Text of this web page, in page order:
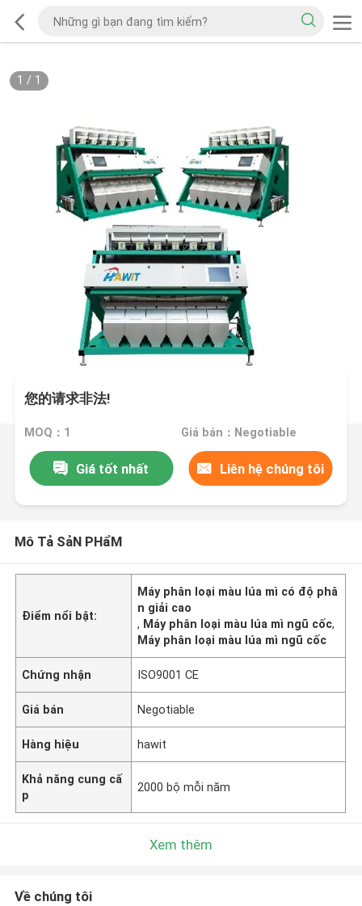
1 / 1
您的请求非法!
MOQ：1 Giá bán：Negotiable
Giá tốt nhất Liên hệ chúng tôi
Mô Tả SảN PHẩM
Điểm nổi bật:
Máy phân loại màu lúa mì có độ phâ
n giải cao
, Máy phân loại màu lúa mì ngũ cốc,
Máy phân loại màu lúa mì ngũ cốc
Chứng nhận ISO9001 CE
Giá bán Negotiable
Hàng hiệu hawit
Khả năng cung cấ
p
2000 bộ mỗi năm
Xem thêm
Về chúng tôi